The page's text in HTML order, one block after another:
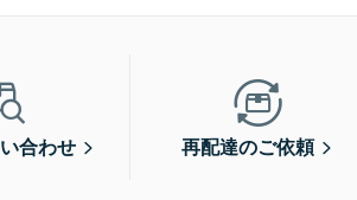
合わせ 再配達のご依頼